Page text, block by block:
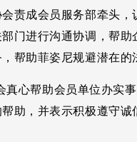
责成会员服务部牵头
门进行沟通协调，帮
帮助菲姿尼规避潜在的
心帮助会员单位办实
助，并表示积极遵守